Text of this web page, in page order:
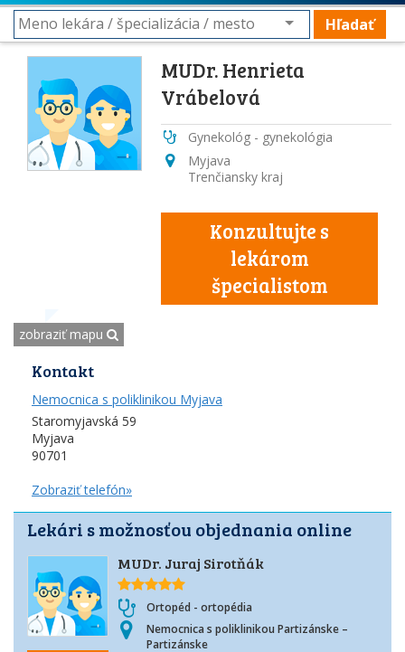
Hľadať
MUDr. Henrieta
Vrábelová
Gynekológ - gynekológia
Myjava
Trenčiansky kraj
Konzultujte s
lekárom
špecialistom
zobraziť mapu
Kontakt
Nemocnica s poliklinikou Myjava
Staromyjavská 59
Myjava
90701
Zobraziť telefón»
Lekári s možnosťou objednania online
MUDr. Juraj Sirotňák
Ortopéd - ortopédia
Nemocnica s poliklinikou Partizánske –
Partizánske